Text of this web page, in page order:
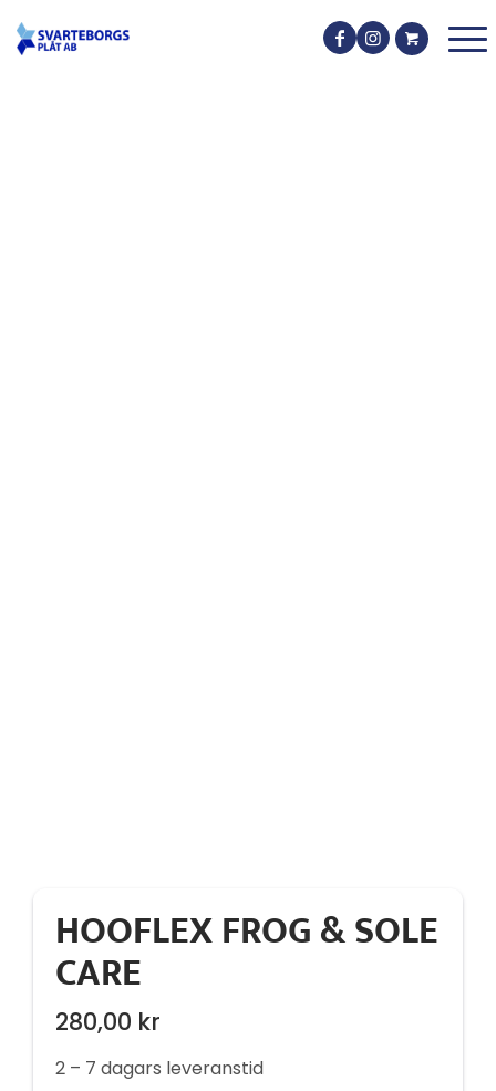
HOOFLEX FROG & SOLE
CARE
280,00 kr
2 – 7 dagars leveranstid